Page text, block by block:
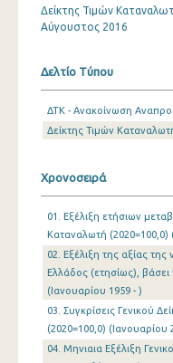
Φεβρουαρίου
Νοεμβρίου 2023
Σεπτεμβρίου 2023
Αυγούστου 2023
Ιουλίου 2023
Ιουνίου 2023
Μαΐου 2023
Απριλίου 2023
Δείκτης Τιμών
Αύγουστος 2016
Δελτίο Τύπου
ΔΤΚ - Ανακοίνωση
Δείκτης Τιμών
Χρονοσειρά
01. Εξέλιξη ετήσιων
Καταναλωτή (2020=100,0)
02. Εξέλιξη της αξίας
Ελλάδος (ετησίως), βάσει
(Ιανουαρίου 1959 - )
03. Συγκρίσεις Γενικού
(2020=100,0) (Ιανουαρίου
04. Μηνιαια Εξέλιξη